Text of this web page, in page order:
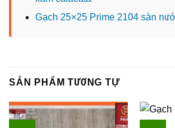
Gạch 25×25 Prime 2104 sàn
SẢN PHẨM TƯƠNG TỰ